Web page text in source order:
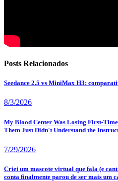
Posts Relacionados
Seedance 2.5 vs MiniMax H3:
8/3/2026
My Blood Center Was Losing First-
Them Just Didn't Understand the
7/29/2026
Criei um mascote virtual que fala (e
conta finalmente parou de ser mais um